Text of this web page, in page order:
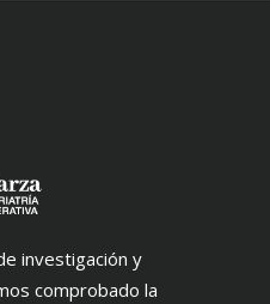
investigación y
comprobado la